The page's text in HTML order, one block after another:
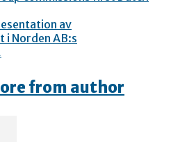
av
i Norden AB:s
from author